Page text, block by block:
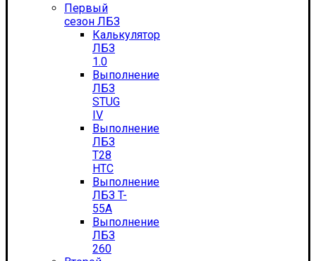
Первый
сезон ЛБЗ
Калькулятор
ЛБЗ
1.0
Выполнение
ЛБЗ
STUG
IV
Выполнение
ЛБЗ
T28
HTC
Выполнение
ЛБЗ T-
55А
Выполнение
ЛБЗ
260